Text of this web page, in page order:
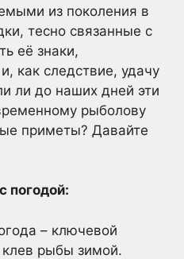
из поколения в
тесно связанные с
её знаки,
как следствие, удачу
ли до наших дней эти
рыболову
приметы? Давайте
погодой:
– ключевой
рыбы зимой.